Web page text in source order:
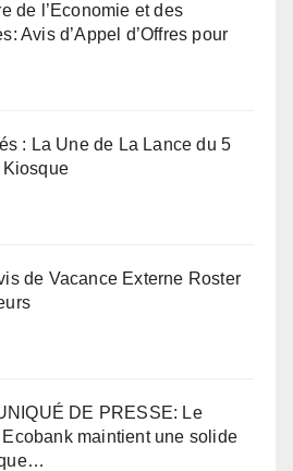
de l’Economie et des
Avis d’Appel d’Offres pour
: La Une de La Lance du 5
de Vacance Externe Roster
DE PRESSE: Le
maintient une solide